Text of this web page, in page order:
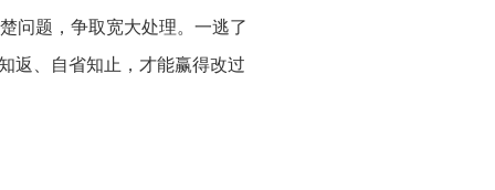
问题，争取宽大处理。一逃了
返、自省知止，才能赢得改过